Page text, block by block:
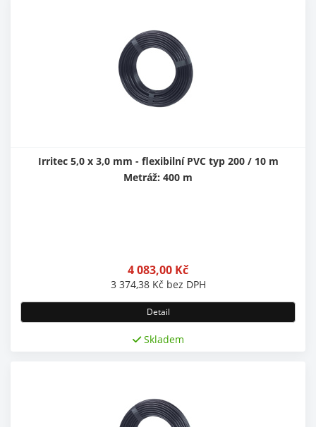
Irritec 5,0 x 3,0 mm - flexibilní PVC typ 200 / 10 m
Metráž: 400 m
4 083,00 Kč
3 374,38 Kč bez DPH
Detail
Skladem